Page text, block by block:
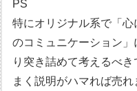
PS
特にオリジナル系で「
のコミュニケーション
り突き詰めて考えるべ
まく説明がハマれば売